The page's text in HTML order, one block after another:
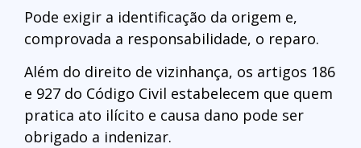
Pode exigir a identificação da origem e,
comprovada a responsabilidade, o reparo.
Além do direito de vizinhança, os artigos 186
e 927 do Código Civil estabelecem que quem
pratica ato ilícito e causa dano pode ser
obrigado a indenizar.